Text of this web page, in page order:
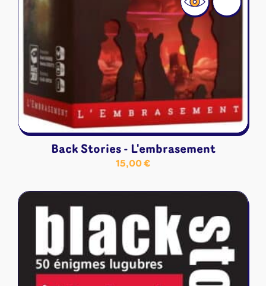
Back Stories - L'embrasement
15,00€